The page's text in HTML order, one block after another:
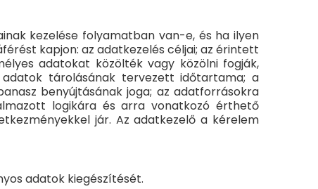
kezelése folyamatban van-e, és ha ilyen
kapjon: az adatkezelés céljai; az érintett
adatokat közölték vagy közölni fogják,
tárolásának tervezett időtartama; a
benyújtásának joga; az adatforrásokra
logikára és arra vonatkozó érthető
jár. Az adatkezelő a kérelem
adatok kiegészítését.